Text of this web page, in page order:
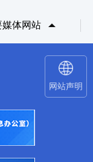
媒体网站
网站声明